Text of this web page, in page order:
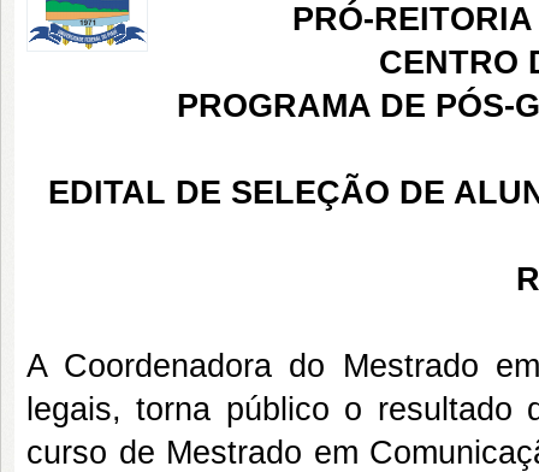
PRÓ-
CENTRO
PROGRAMA DE PÓS-
EDITAL DE SELEÇÃO DE
A Coordenadora do Mestrado
legais, torna público o resultado
curso de Mestrado em